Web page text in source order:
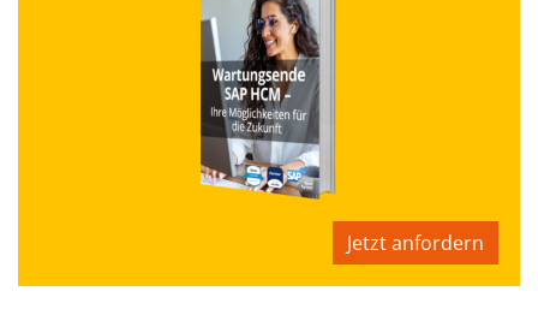
Jetzt anfordern